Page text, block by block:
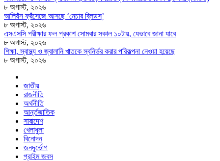
৮ অগাস্ট, ২০২৬
আলিয়ঁস ফ্রঁসেজে আসছে ‘নেচার ব্লিডস্’
৮ অগাস্ট, ২০২৬
এসএসসি পরীক্ষার ফল প্রকাশ সোমবার সকাল ১০টায়, যেভাবে জানা যাবে
৮ অগাস্ট, ২০২৬
শিক্ষা, স্বাস্থ্য ও জ্বালানি খাতকে স্বনির্ভর করার পরিকল্পনা নেওয়া হয়েছে
৮ অগাস্ট, ২০২৬
জাতীয়
রাজনীতি
অর্থনীতি
আর্ন্তজাতিক
সারাদেশ
খেলাধুলা
বিনোদন
জনদূর্ভোগ
প্রাইম জবস